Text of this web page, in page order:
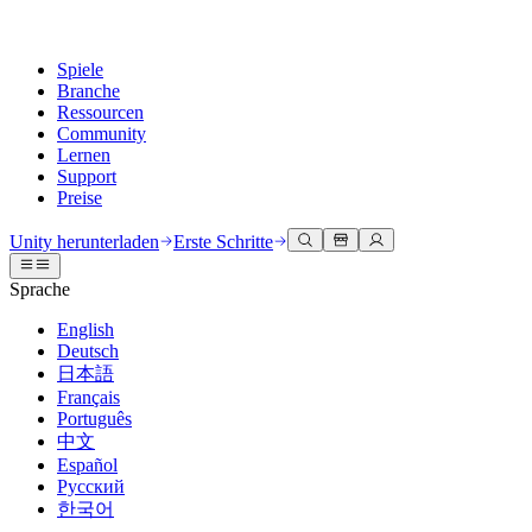
Spiele
Branche
Ressourcen
Community
Lernen
Support
Preise
Unity Engine
Erstellen Sie 2D- und 3D-Spiele für jede Plattform
Zusammenarbeit
Schnell mit Ihrem Team zusammenarbeiten und iterieren
Unity herunterladen
Abonnements und Preise
Bereitstellen
Multiplattform
3D-Zusammenarbeit
Erstellen und überprüfen Sie 3D-Projekte in Echtzeit
Immersive Schulung
In immersiven Umgebungen trainieren
Kundenerlebnisse
Interaktive 3D-Erlebnisse erstellen
Branchen
Fertigung
Dokumentation
Entwicklertools
Versionsfreigaben und Fehlerverfolgung
Roadmap
Bevorstehende Funktionen überprüfen
Glossar
Diskussionen
Veranstaltungen
Globale und lokale Veranstaltungen
Gemeinschaftsgeschichten
Made with Unity
Präsentation von Unity-Schöpfern
Unity Learn
Meistern Sie Unity-Fähigkeiten kostenlos
Professionelles Training
Verbessern Sie Ihr Team mit Unity-Trainern
Neu bei Unity
Erste Schritte
Beginnen Sie noch heute mit dem Lernen
Unity Essential Pathways
Hilfe erhalten
Wir helfen Ihnen, mit Unity erfolgreich zu sein
Erfolgspläne
Erreichen Sie Ihre Ziele schneller mit Expertenunterstützung
FAQ
Antworten auf häufige Fragen
Kontakt aufnehmen
Verbinden Sie sich mit unserem Team
Unity herunterladen Erste Schritte
Sprache
English
Deutsch
日本語
Français
Português
中文
Español
Русский
한국어